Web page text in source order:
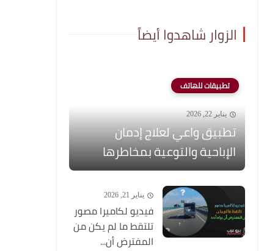
الزوار شاهدوا أيضاً
تطبيقات للهاتف
يناير 22, 2026
تطبيق واعي لعلاج إدمان
الإباحية والتوعية بمخاطرها
يناير 21, 2026
فيديو لكاميرا مصور
تلتقط ما لم يكن من
المفترض أن...